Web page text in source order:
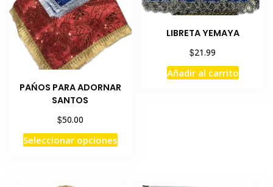
producto
PAŃOS PARA ADORNAR
SANTOS
$50.00
Seleccionar opcionesEste
producto
LIBRETA YEMAYA
$21.99
Añadir al carrito